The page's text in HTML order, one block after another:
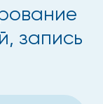
запись